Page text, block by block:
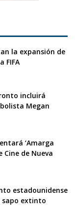
la expansión de
FIFA
incluirá
Megan
‘Amarga
Cine de Nueva
estadounidense
sapo extinto